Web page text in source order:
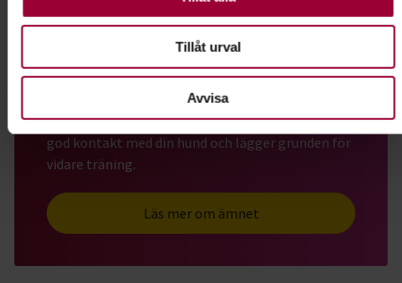
Tillåt urval
Avvisa
Funderar du på att skaffa hund? Kanske har du just
hämtat din första valp? På en valpkurs skapar du
god kontakt med din hund och lägger grunden för
vidare träning.
Läs mer om ämnet